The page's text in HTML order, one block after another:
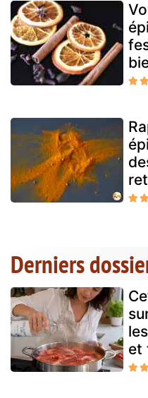
Derniers
et